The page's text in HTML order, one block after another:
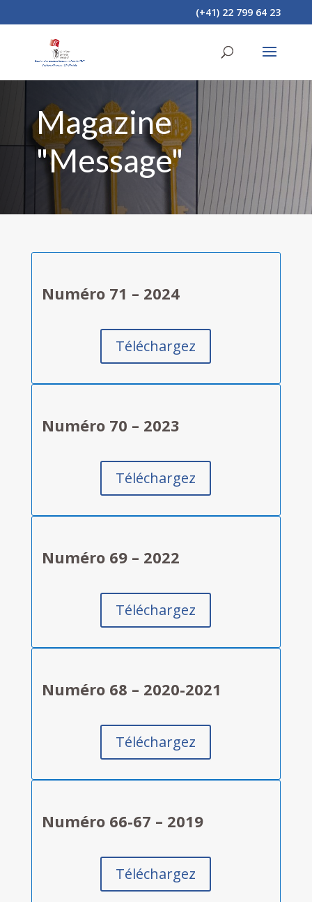
(+41) 22 799 64 23
Magazine
"Message"
Numéro 71 – 2024
Téléchargez
Numéro 70 – 2023
Téléchargez
Numéro 69 – 2022
Téléchargez
Numéro 68 – 2020-2021
Téléchargez
Numéro 66-67 – 2019
Téléchargez